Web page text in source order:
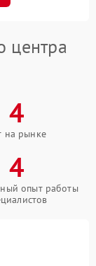
центра
4
на рынке
4
опыт работы